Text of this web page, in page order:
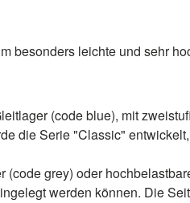
besonders leichte und sehr
(code blue), mit
die Serie "Classic"
grey) oder
werden können. Die